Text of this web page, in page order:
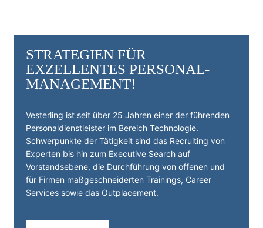
STRATEGIEN FÜR
EXZELLENTES PERSONAL­
MANAGEMENT!
Vesterling ist seit über 25 Jahren einer der führenden
Personal­dienst­leister im Bereich Technologie.
Schwerpunkte der Tätigkeit sind das Recruiting von
Experten bis hin zum Executive Search auf
Vorstandsebene, die Durchführung von offenen und
für Firmen maßgeschneiderten Trainings, Career
Services sowie das Outplacement.